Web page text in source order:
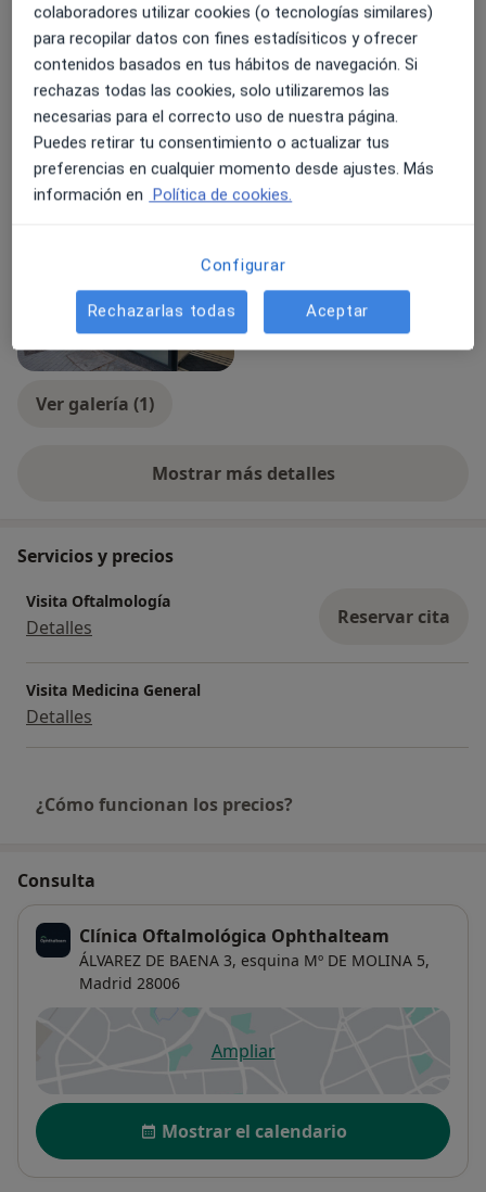
Hemorragia subconjuntival
Inflamación de la conjuntiva
Queratoconjuntivitis seca
Conjuntivitis
Tipos de consulta
Presencial Ver direcciones (1)
Fotos y vídeos
Ver galería (1)
Mostrar más detalles
sobre la experiencia
Servicios y precios
Visita Oftalmología
Detalles Reservar cita
Visita Medicina General
Detalles
¿Cómo funcionan los precios?
Consulta
Clínica Oftalmológica Ophthalteam
ÁLVAREZ DE BAENA 3, esquina Mº DE MOLINA 5,
Madrid 28006
Ampliarse abre en una nueva
Disponibilidad
Mostrar el calendario
colaboradores utilizar cookies (o tecnologías similares)
para recopilar datos con fines estadísiticos y ofrecer
contenidos basados en tus hábitos de navegación. Si
rechazas todas las cookies, solo utilizaremos las
necesarias para el correcto uso de nuestra página.
Puedes retirar tu consentimiento o actualizar tus
preferencias en cualquier momento desde ajustes. Más
información en Política de cookies.
Configurar
Rechazarlas todas Aceptar